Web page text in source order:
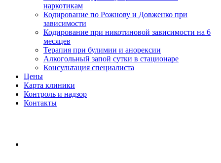
наркотикам
Кодирование по Рожнову и Довженко при
зависимости
Кодирование при никотиновой зависимости на 6
месяцев
Терапия при булимии и анорексии
Алкогольный запой сутки в стационаре
Консультация специалиста
Цены
Карта клиники
Контроль и надзор
Контакты